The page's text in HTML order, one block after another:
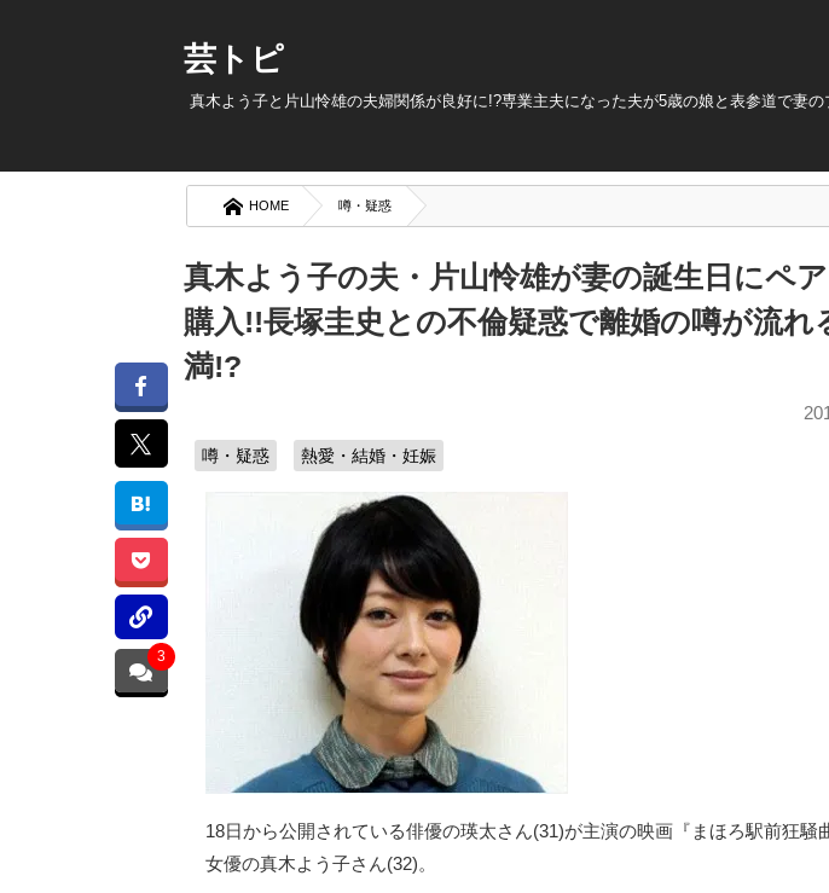
芸トピ
真木よう子と片山怜雄の夫婦関係が良好に!?専業主夫になった夫が5歳の娘と表参道で妻
HOME 噂・疑惑
真木よう子の夫・片山怜雄が妻の誕生日にペ
購入!!長塚圭史との不倫疑惑で離婚の噂が流れ
満!?
噂・疑惑 熱愛・結婚・妊娠
3
18日から公開されている俳優の瑛太さん(31)が主演の映画『まほろ駅前狂騒
女優の真木よう子さん(32)。